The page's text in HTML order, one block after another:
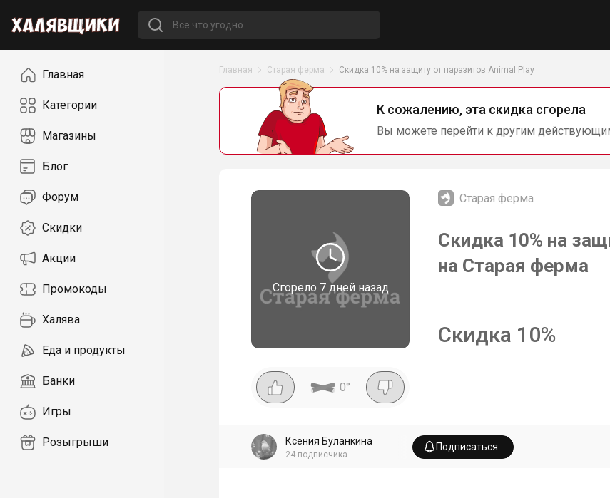
НавигацияГлавная
Категории
Магазины
Блог
Форум
Скидки
Акции
Промокоды
Халява
Еда и продукты
Банки
Игры
Розыгрыши
Главная Старая ферма Скидка 10% на защиту от паразитов Animal Play
К сожалению, эта скидка сгорела
Вы можете перейти к другим
Сгорело 7 дней назад
Старая ферма
Скидка 10% на
на Старая ферма
Скидка 10%
0°
Ксения Буланкина
24 подписчика
Подписаться